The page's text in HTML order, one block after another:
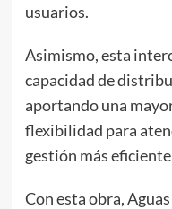
usuarios.
Asimismo, esta
capacidad de
aportando una
flexibilidad para
gestión más
Con esta obra,